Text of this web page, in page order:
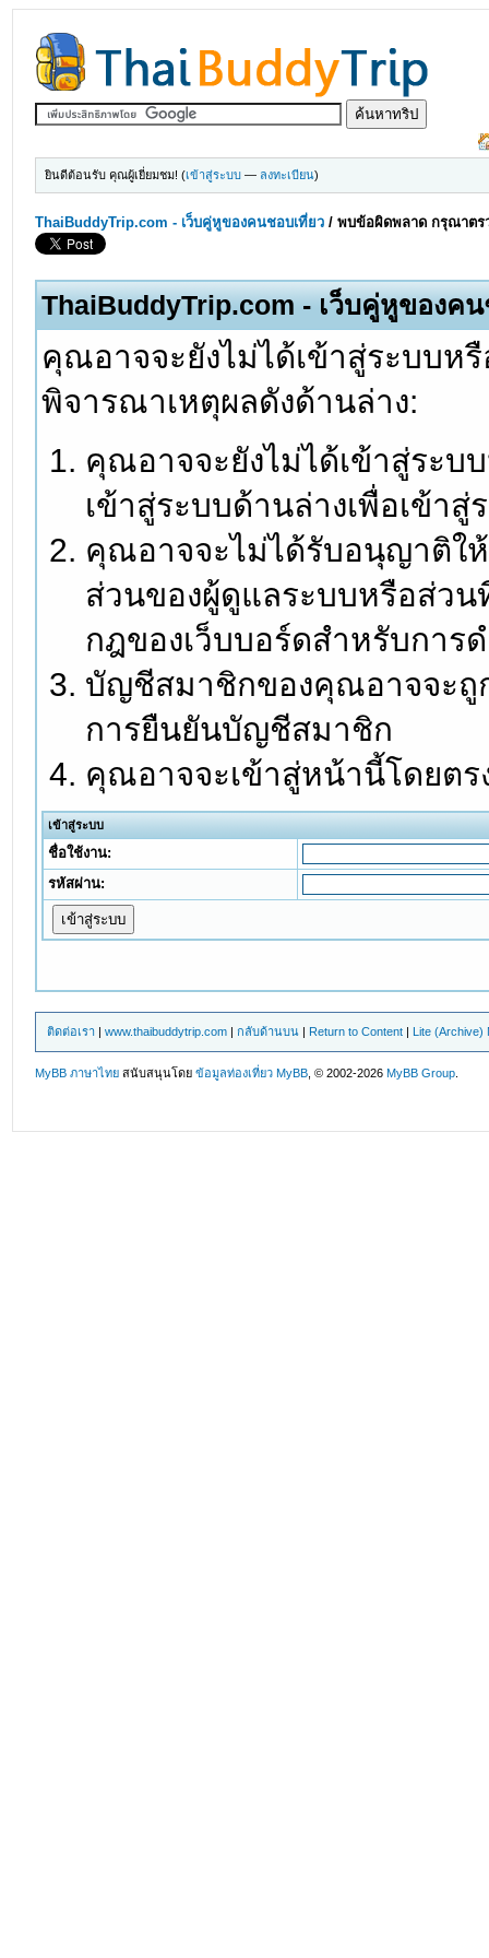
ยินดีต้อนรับ คุณผู้เยี่ยมชม! (เข้าสู่ระบบ — ลงทะเบียน)
ThaiBuddyTrip.com - เว็บคู่หูของคนชอบเที่ยว /พบข้อผิดพลาด กรุณาตร
ThaiBuddyTrip.com - เว็บคู่หูของค
คุณอาจจะยังไม่ได้เข้าสู่ระบบ
พิจารณาเหตุผลดังด้านล่าง:
คุณอาจจะยังไม่ได้เข้าสู่ระบ
เข้าสู่ระบบด้านล่างเพื่อเข้า
คุณอาจจะไม่ได้รับอนุญาติใ
ส่วนของผู้ดูแลระบบหรือส่ว
กฎของเว็บบอร์ดสำหรับการ
บัญชีสมาชิกของคุณอาจจะถู
การยืนยันบัญชีสมาชิก
คุณอาจจะเข้าสู่หน้านี้โดยต
เข้าสู่ระบบ
ชื่อใช้งาน:
รหัสผ่าน:
ติดต่อเรา |www.thaibuddytrip.com |กลับด้านบน | Return to Content | Lite (Archive)
MyBB ภาษาไทย สนับสนุนโดยข้อมูลท่องเที่ยว MyBB , © 2002-2026MyBB Group